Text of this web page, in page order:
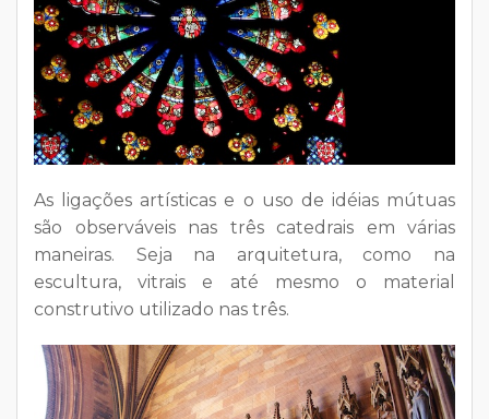
As ligações artísticas e o uso de idéias mútuas
são observáveis nas três catedrais em várias
maneiras. Seja na arquitetura, como na
escultura, vitrais e até mesmo o material
construtivo utilizado nas três.